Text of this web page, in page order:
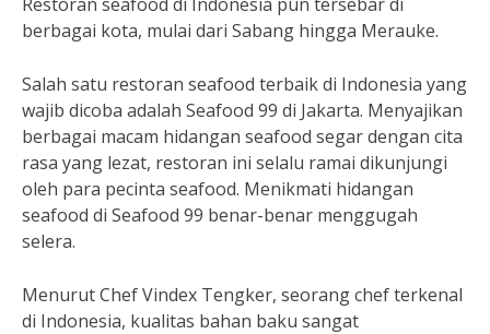
berbagai kota, mulai dari Sabang hingga Merauke.
Salah satu restoran seafood terbaik di Indonesia yang
wajib dicoba adalah Seafood 99 di Jakarta. Menyajikan
berbagai macam hidangan seafood segar dengan cita
rasa yang lezat, restoran ini selalu ramai dikunjungi
oleh para pecinta seafood. Menikmati hidangan
seafood di Seafood 99 benar-benar menggugah
selera.
Menurut Chef Vindex Tengker, seorang chef terkenal
di Indonesia, kualitas bahan baku sangat